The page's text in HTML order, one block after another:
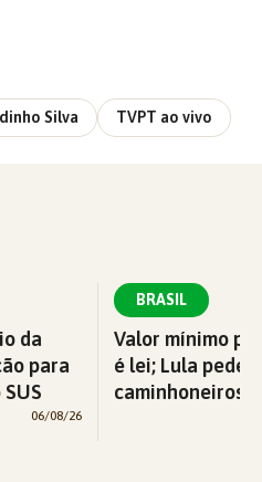
Silva TVPT ao vivo
da
para
06/08/26
BRASIL
Valor mínimo
é lei; Lula pede
caminhoneiros